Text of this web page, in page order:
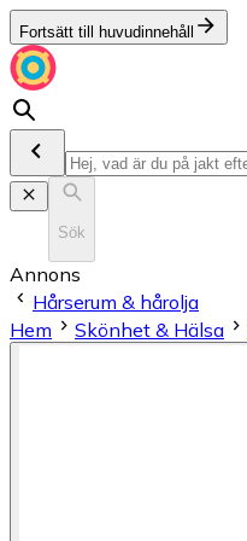
Fortsätt till huvudinnehåll
Sök
Annons
Hårserum & hårolja
Hem
Skönhet & Hälsa